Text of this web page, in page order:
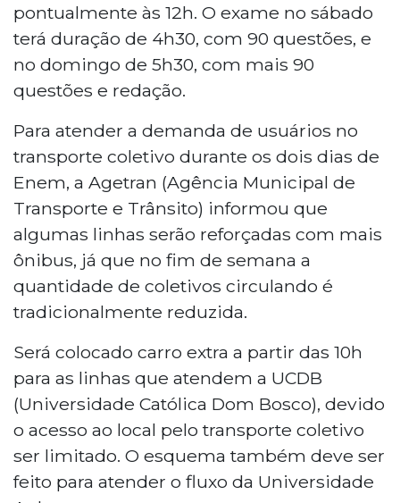
pontualmente às 12h. O exame no sábado
terá duração de 4h30, com 90 questões, e
no domingo de 5h30, com mais 90
questões e redação.
Para atender a demanda de usuários no
transporte coletivo durante os dois dias de
Enem, a Agetran (Agência Municipal de
Transporte e Trânsito) informou que
algumas linhas serão reforçadas com mais
ônibus, já que no fim de semana a
quantidade de coletivos circulando é
tradicionalmente reduzida.
Será colocado carro extra a partir das 10h
para as linhas que atendem a UCDB
(Universidade Católica Dom Bosco), devido
o acesso ao local pelo transporte coletivo
ser limitado. O esquema também deve ser
feito para atender o fluxo da Universidade